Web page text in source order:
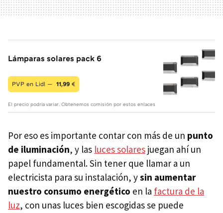
Lámparas solares pack 6
PVP en Lidl — 11,99 €
El precio podría variar. Obtenemos comisión por estos enlaces
Por eso es importante contar con más de un punto
de iluminación, y las luces solares juegan ahí un
papel fundamental. Sin tener que llamar a un
electricista para su instalación, ysin aumentar
nuestro consumo energético en la factura de la
luz, con unas luces bien escogidas se puede